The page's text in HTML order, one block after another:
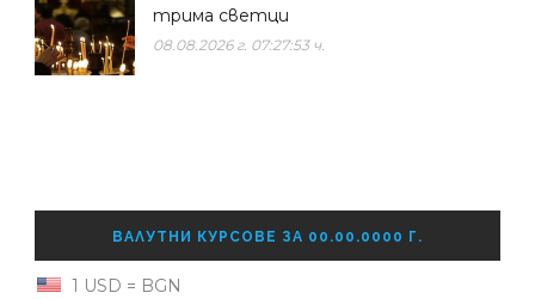
трима светци
08.08.2026 г. 07:27:53 ч.
ВАЛУТНИ КУРСОВЕ ЗА 00.00.0000 Г.
1 USD = BGN